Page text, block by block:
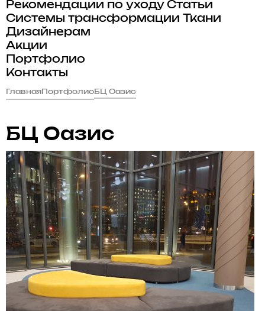
Рекомендации по уходу Статьи
Системы трансформации
Ткани
Дизайнерам
Акции
Портфолио
Контакты
ГлавнаяПортфолиоБЦ Оазис
БЦ Оазис